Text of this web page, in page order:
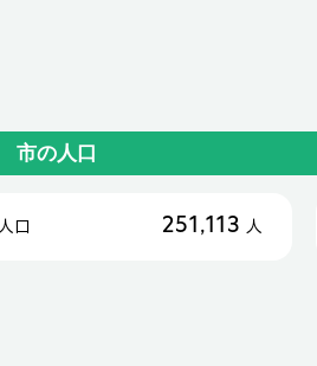
市の人口
人口 251,113 人